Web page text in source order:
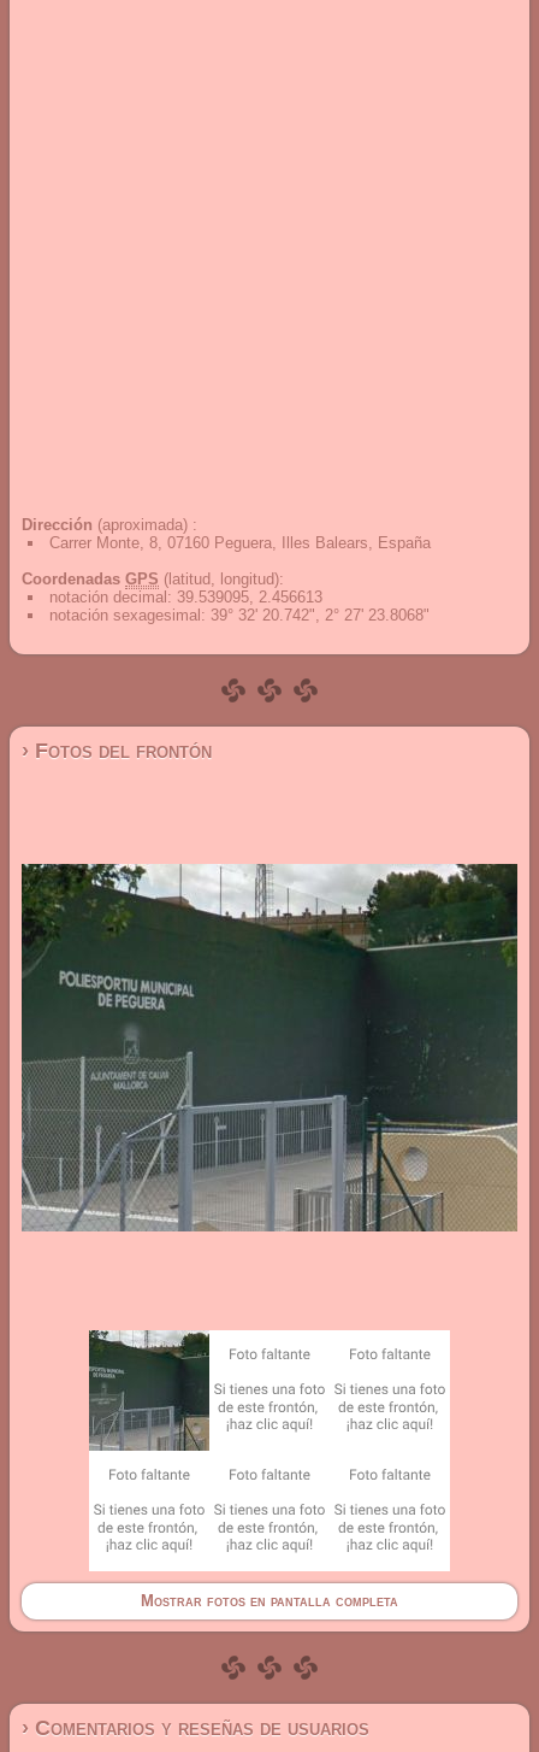
Dirección (aproximada) :
Carrer Monte, 8, 07160 Peguera, Illes Balears, España
Coordenadas GPS (latitud, longitud):
notación decimal : 39.539095, 2.456613
notación sexagesimal : 39° 32' 20.742", 2° 27' 23.8068"
› Fotos del frontón
Mostrar fotos en pantalla completa
› Comentarios y reseñas de usuarios